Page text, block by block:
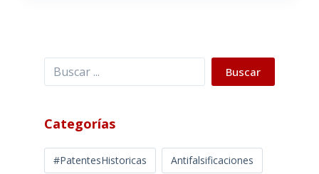
Buscar Buscar
Categorías
#PatentesHistoricas Antifalsificaciones